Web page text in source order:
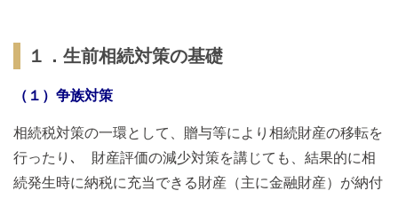
１．生前相続対策の基礎
（１）争族対策
相続税対策の一環として、贈与等により相続財産の移転を
行ったり､ 財産評価の減少対策を講じても、結果的に相
続発生時に納税に充当できる財産（主に金融財産）が納付